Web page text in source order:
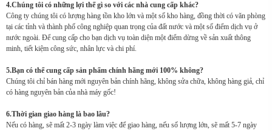
4.Chúng tôi có những lợi thế gì so với các nhà cung cấp khác?
Công ty chúng tôi có lượng hàng tồn kho lớn và một số kho hàng, đồng thời có văn phòng
tại các tỉnh và thành phố công nghiệp quan trọng của đất nước và một số điểm dịch vụ ở
nước ngoài. Để cung cấp cho bạn dịch vụ toàn diện một điểm dừng về sản xuất thông
minh, tiết kiệm công sức, nhân lực và chi phí.
5.Bạn có thể cung cấp sản phẩm chính hãng mới 100% không?
Chúng tôi chỉ bán hàng mới nguyên bản chính hãng, không sửa chữa, không hàng giả, chỉ
có hàng nguyên bản của nhà máy gốc!
6.Thời gian giao hàng là bao lâu?
Nếu có hàng, sẽ mất 2-3 ngày làm việc để giao hàng, nếu số lượng lớn, sẽ mất 5-7 ngày